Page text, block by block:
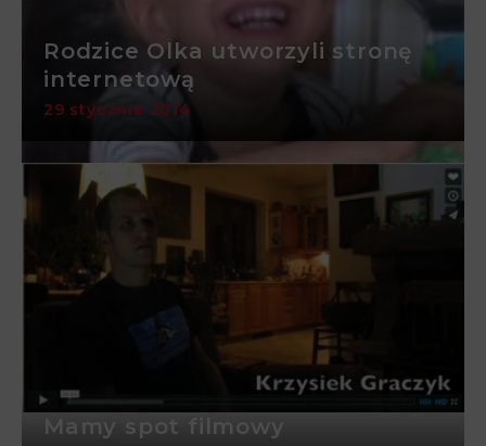
Rodzice Olka utworzyli stronę
internetową
29 stycznia 2014
Mamy spot filmowy